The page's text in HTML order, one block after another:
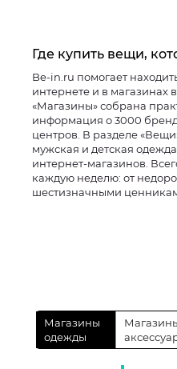
Где купить вещи,
Be-in.ru помогает
интернете и в магазинах
«Магазины» собрана
информация о 3000
центров. В разделе
мужская и детская
интернет-магазинов.
каждую неделю: от
шестизначными
Магазины
одежды